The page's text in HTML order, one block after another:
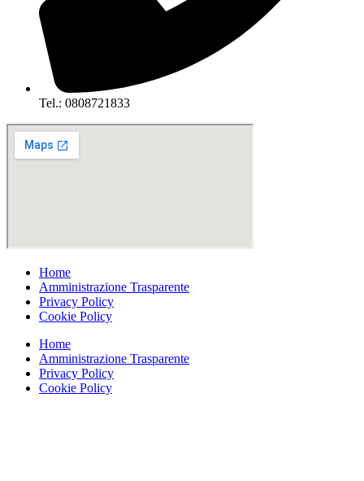
Tel.: 0808721833
Home
Amministrazione Trasparente
Privacy Policy
Cookie Policy
Home
Amministrazione Trasparente
Privacy Policy
Cookie Policy